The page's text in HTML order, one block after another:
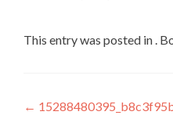
This entry was posted in .
Post
←